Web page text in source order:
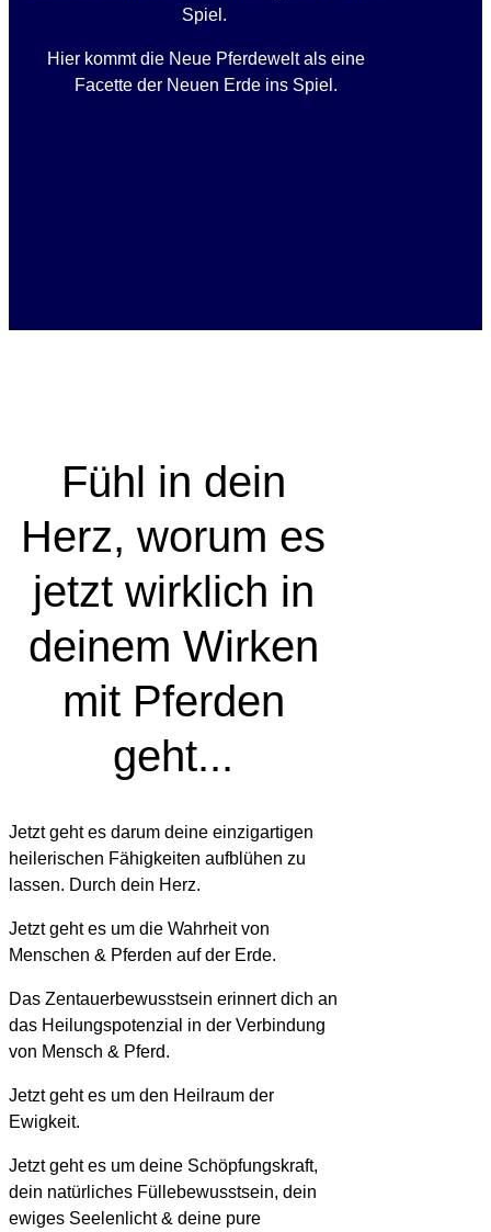
Spiel.
Hier kommt die Neue Pferdewelt als eine
Facette der Neuen Erde ins Spiel.
Fühl in dein
Herz, worum es
jetzt wirklich in
deinem Wirken
mit Pferden
geht...
Jetzt geht es darum deine einzigartigen
heilerischen Fähigkeiten aufblühen zu
lassen. Durch dein Herz.
Jetzt geht es um die Wahrheit von
Menschen & Pferden auf der Erde.
Das Zentauerbewusstsein erinnert dich an
das Heilungspotenzial in der Verbindung
von Mensch & Pferd.
Jetzt geht es um den Heilraum der
Ewigkeit.
Jetzt geht es um deine Schöpfungskraft,
dein natürliches Füllebewusstsein, dein
ewiges Seelenlicht & deine pure